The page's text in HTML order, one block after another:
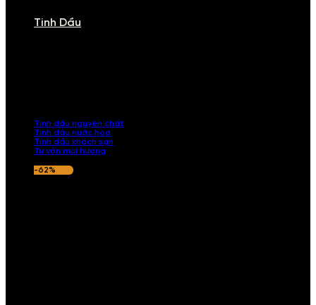
Tinh Dầu
Tinh dầu nguyên chất
Tinh dầu nước hoa
Tinh dầu khách sạn
Tư vấn mùi hương
-62%